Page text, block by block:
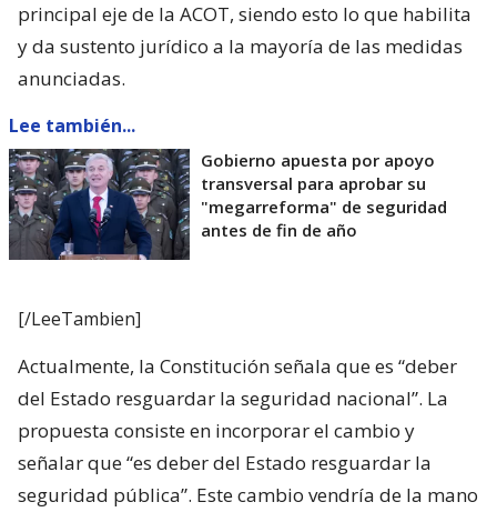
principal eje de la ACOT, siendo esto lo que habilita
y da sustento jurídico a la mayoría de las medidas
anunciadas.
Lee también...
Gobierno apuesta por apoyo
transversal para aprobar su
"megarreforma" de seguridad
antes de fin de año
[/LeeTambien]
Actualmente, la Constitución señala que es “deber
del Estado resguardar la seguridad nacional”. La
propuesta consiste en incorporar el cambio y
señalar que “es deber del Estado resguardar la
seguridad pública”. Este cambio vendría de la mano